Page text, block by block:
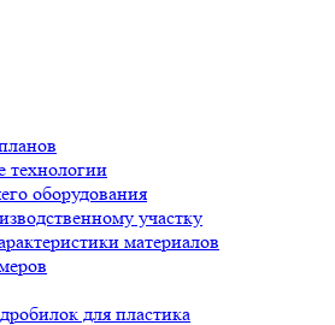
технологии
оборудования
участку
материалов
для пластика